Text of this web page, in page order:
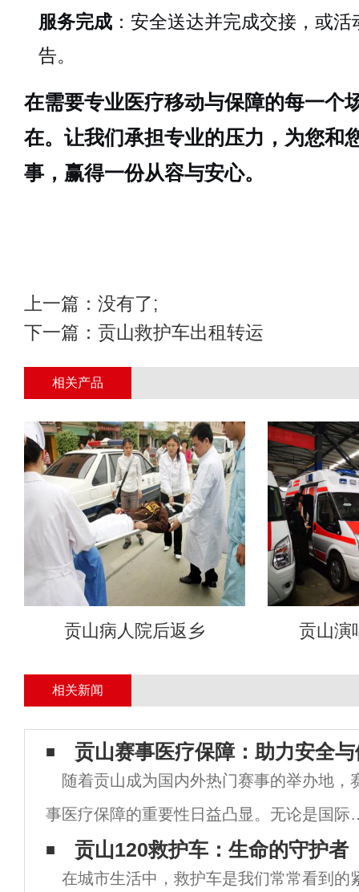
服务完成 ：安全送达并完成交接，或
告。
在需要专业医疗移动与保障的每一个
在。让我们承担专业的压力，为您和
事，赢得一份从容与安心。
上一篇：没有了;
下一篇： 贡山救护车出租转运
相关产品
贡山病人院后返乡 贡山演
相关新闻
贡山赛事医疗保障：助力安全
随着贡山成为国内外热门赛事的举办地，
事医疗保障的重要性日益凸显。无论是国际
拉松、网球公开赛还是各类大型文化活动，
事现场的医疗保障措施已成为主办方关注的
贡山120救护车：生命的守护者
在城市生活中，救护车是我们常常看到的